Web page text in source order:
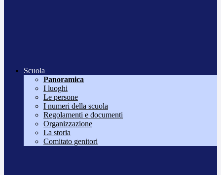
Scuola
Panoramica
I luoghi
Le persone
I numeri della scuola
Regolamenti e documenti
Organizzazione
La storia
Comitato genitori